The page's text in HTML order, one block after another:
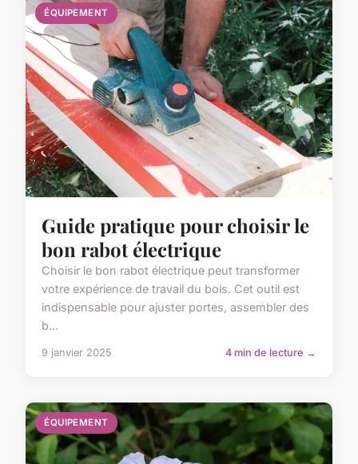
ÉQUIPEMENT
Guide pratique pour choisir le
bon rabot électrique
Choisir le bon rabot électrique peut transformer
votre expérience de travail du bois. Cet outil est
indispensable pour ajuster portes, assembler des
b...
9 janvier 2025 4 min de lecture →
ÉQUIPEMENT